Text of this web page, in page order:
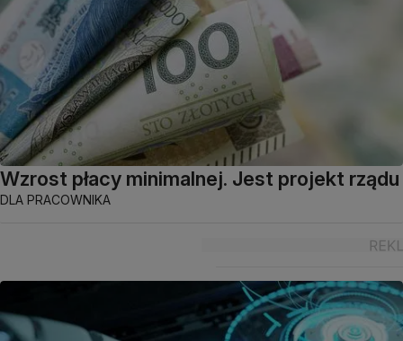
Wzrost płacy minimalnej. Jest projekt rządu
DLA PRACOWNIKA